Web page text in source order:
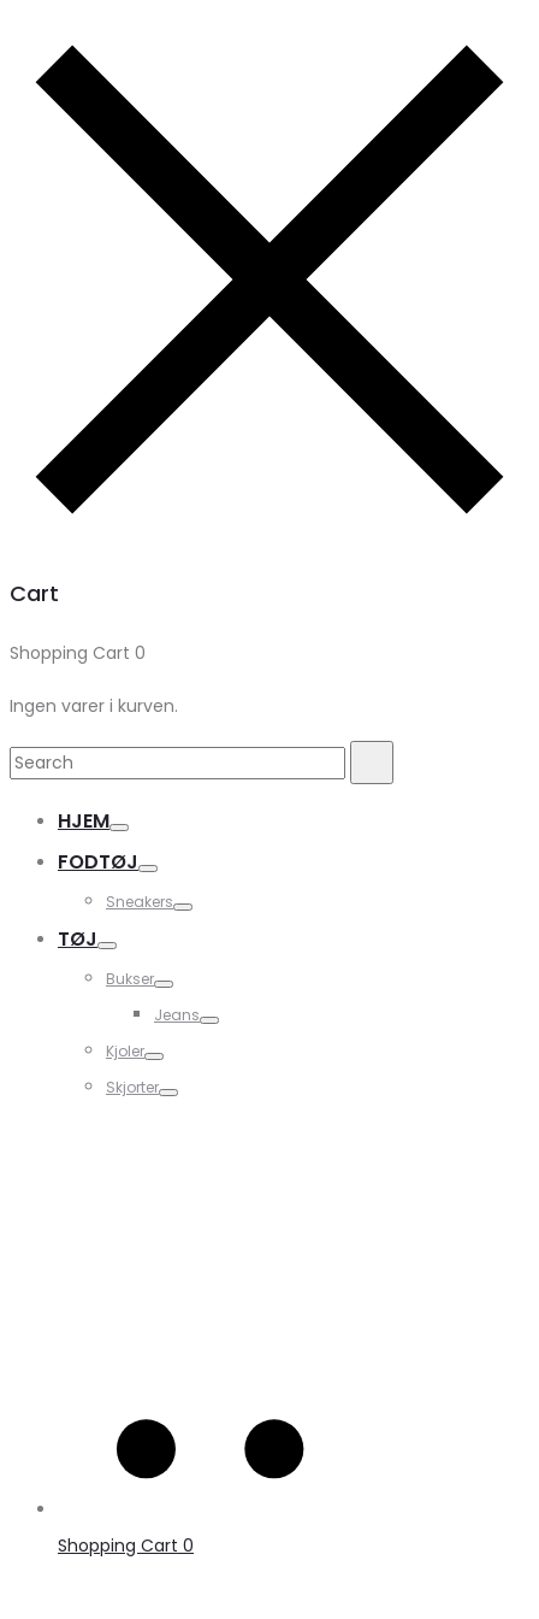
Cart
Shopping Cart 0
Ingen varer i kurven.
Search
HJEM
FODTØJ
Sneakers
TØJ
Bukser
Jeans
Kjoler
Skjorter
Shopping Cart 0